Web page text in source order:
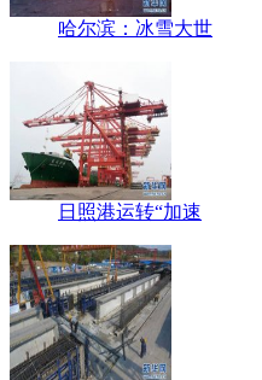
哈尔滨：冰雪大世
日照港运转“加速